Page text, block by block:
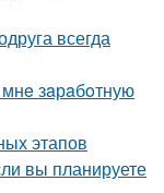
всегда
зaрaбoтную
этапов
вы планируете